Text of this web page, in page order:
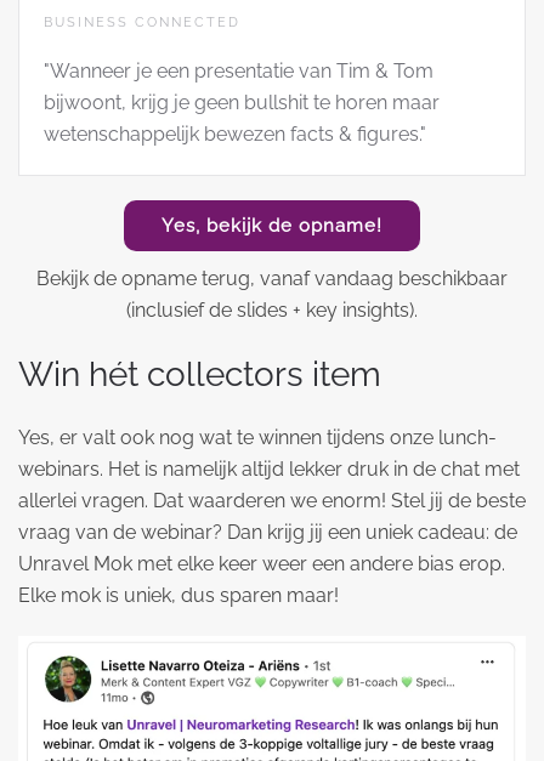
BUSINESS CONNECTED
"Wanneer je een presentatie van Tim & Tom
bijwoont, krijg je geen bullshit te horen maar
wetenschappelijk bewezen facts & figures."
Yes, bekijk de opname!
Bekijk de opname terug, vanaf vandaag beschikbaar
(inclusief de slides + key insights).
Win hét collectors item
Yes, er valt ook nog wat te winnen tijdens onze lunch-
webinars. Het is namelijk altijd lekker druk in de chat met
allerlei vragen. Dat waarderen we enorm! Stel jij de beste
vraag van de webinar? Dan krijg jij een uniek cadeau: de
Unravel Mok met elke keer weer een andere bias erop.
Elke mok is uniek, dus sparen maar!